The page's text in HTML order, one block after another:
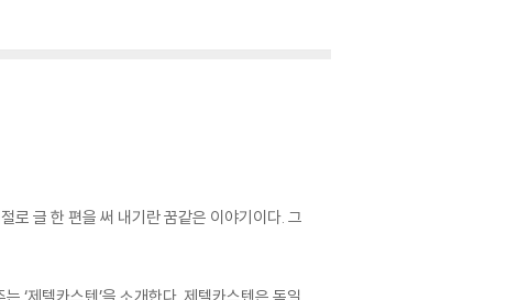
로 글 한 편을 써 내기란 꿈같은 이야기이다. 그